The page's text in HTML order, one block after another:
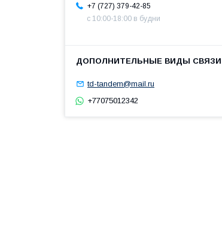
+7 (727) 379-42-85
с 10:00-18:00 в будни
td-tandem@mail.ru
+77075012342